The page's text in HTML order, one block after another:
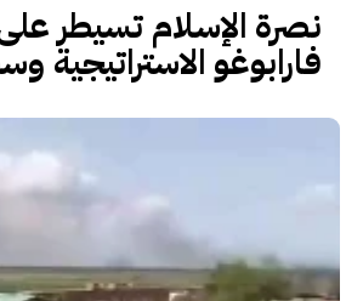
نصرة الإسلام تسيطر
فارابوغو الاستراتيجية